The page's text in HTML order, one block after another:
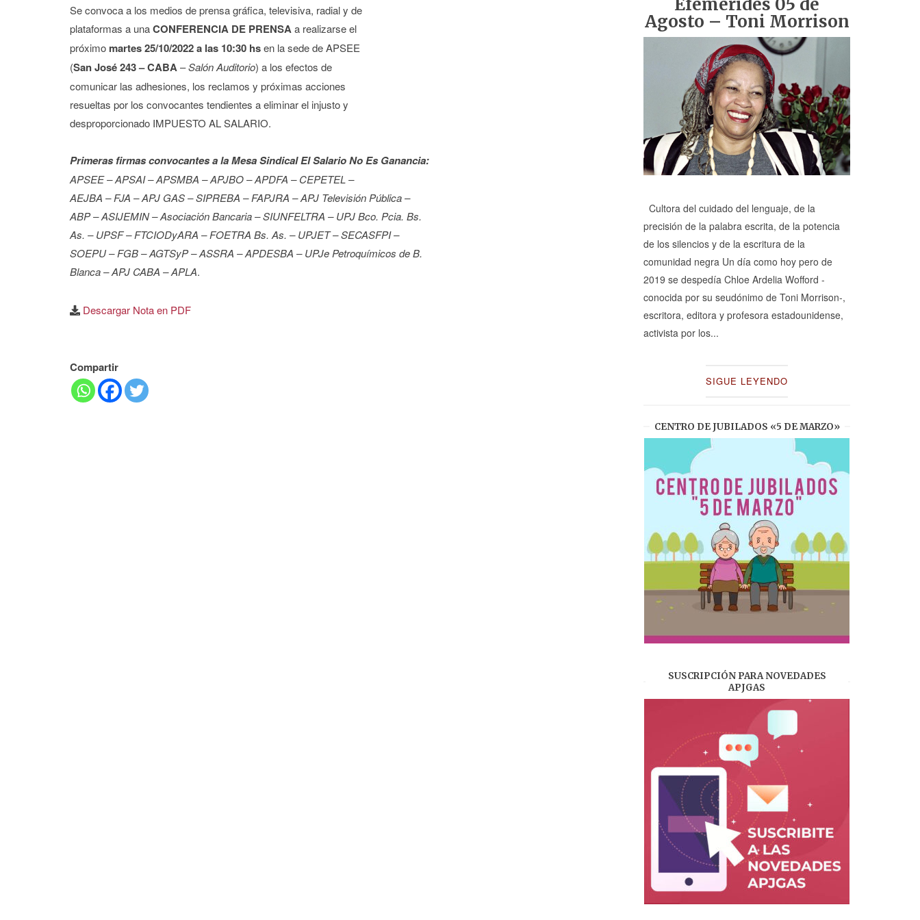
Se convoca a los medios de prensa gráfica, televisiva, radial y de
plataformas a unaCONFERENCIA DE PRENSAa realizarse el
próximo martes 25/10/2022 a las 10:30 hsen la sede de APSEE
(San José 243 – CABA–Salón Auditorio) a los efectos de
comunicar las adhesiones, los reclamos y próximas acciones
resueltas por los convocantes tendientes a eliminar el injusto y
desproporcionado IMPUESTO AL SALARIO.
Primeras firmas convocantes a la Mesa Sindical El Salario No Es Ganancia:
APSEE – APSAI – APSMBA – APJBO – APDFA – CEPETEL –
AEJBA – FJA – APJ GAS – SIPREBA – FAPJRA – APJ Televisión Pública –
ABP – ASIJEMIN – Asociación Bancaria – SIUNFELTRA – UPJ Bco. Pcia. Bs.
As. – UPSF – FTCIODyARA – FOETRA Bs. As. – UPJET – SECASFPI –
SOEPU – FGB – AGTSyP – ASSRA – APDESBA – UPJe Petroquímicos de B.
Blanca – APJ CABA – APLA.
Descargar Nota en PDF
Compartir
Efemérides 05 de
Agosto – Toni Morrison
Cultora del cuidado del lenguaje, de la
precisión de la palabra escrita, de la potencia
de los silencios y de la escritura de la
comunidad negra Un día como hoy pero de
2019 se despedía Chloe Ardelia Wofford -
conocida por su seudónimo de Toni Morrison-,
escritora, editora y profesora estadounidense,
activista por los...
SIGUE LEYENDO
CENTRO DE JUBILADOS «5 DE MARZO»
SUSCRIPCIÓN PARA NOVEDADES
APJGAS